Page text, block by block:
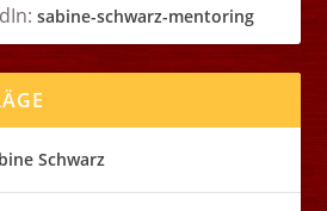
sabine-schwarz-mentoring
Schwarz